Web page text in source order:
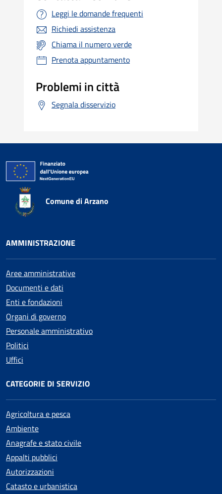
Leggi le domande frequenti
Richiedi assistenza
Chiama il numero verde
Prenota appuntamento
Problemi in città
Segnala disservizio
Comune di Arzano
AMMINISTRAZIONE
Aree amministrative
Documenti e dati
Enti e fondazioni
Organi di governo
Personale amministrativo
Politici
Uffici
CATEGORIE DI SERVIZIO
Agricoltura e pesca
Ambiente
Anagrafe e stato civile
Appalti pubblici
Autorizzazioni
Catasto e urbanistica